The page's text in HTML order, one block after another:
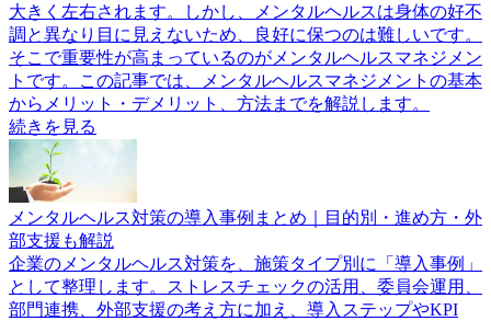
大きく左右されます。しかし、メンタルヘルスは身体の好不
調と異なり目に見えないため、良好に保つのは難しいです。
そこで重要性が高まっているのがメンタルヘルスマネジメン
トです。この記事では、メンタルヘルスマネジメントの基本
からメリット・デメリット、方法までを解説します。
続きを見る
メンタルヘルス対策の導入事例まとめ｜目的別・進め方・外
部支援も解説
企業のメンタルヘルス対策を、施策タイプ別に「導入事例」
として整理します。ストレスチェックの活用、委員会運用、
部門連携、外部支援の考え方に加え、導入ステップやKPI